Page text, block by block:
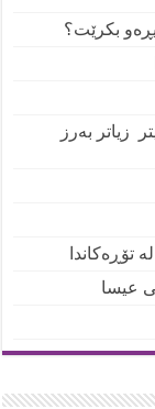
بکرێت؟
زیاتر بەرز
تۆڕەکاندا
عیسا